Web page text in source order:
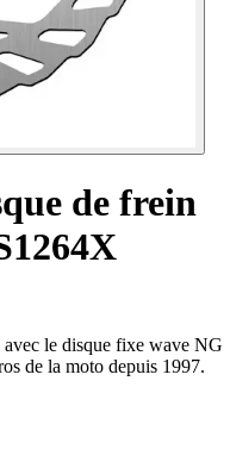
de frein
le disque fixe wave NG
de la moto depuis 1997.